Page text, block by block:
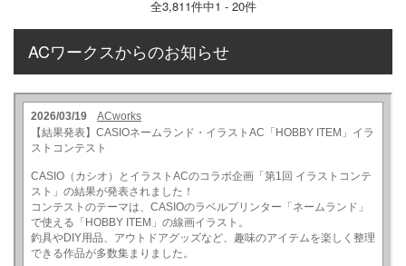
全3,811件中1 - 20件
ACワークスからのお知らせ